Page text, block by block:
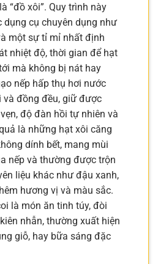
“đồ xôi”. Quy trình này
cụ chuyên dụng như
một sự tỉ mỉ nhất định
nhiệt độ, thời gian để hạt
mà không bị nát hay
nếp hấp thụ hơi nước
và đồng đều, giữ được
độ đàn hồi tự nhiên và
là những hạt xôi căng
dính bết, mang mùi
nếp và thường được trộn
liệu khác như đậu xanh,
hương vị và màu sắc.
là món ăn tinh túy, đòi
nhẫn, thường xuất hiện
giỗ, hay bữa sáng đặc